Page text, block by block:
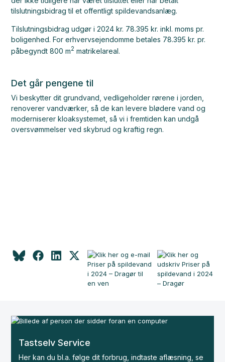
tilslutningsbidrag til et offentligt spildevandsanlæg.
Tilslutningsbidrag udgør i 2024 kr. 78.395 kr. inkl. moms pr.
boligenhed. For erhvervsejendomme betales 78.395 kr. pr.
påbegyndt 800 m2 matrikelareal.
Det går pengene til
Vi beskytter dit grundvand, vedligeholder rørene i jorden,
renoverer vandværker, så de kan levere blødere vand og
moderniserer kloaksystemet, så vi i fremtiden kan undgå
oversvømmelser ved skybrud og kraftig regn.
Tastselv Service
Her kan du bl.a. følge dit forbrug, indtaste aflæsning, se